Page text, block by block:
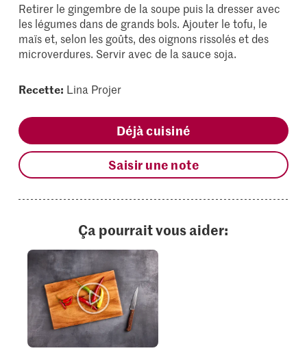
Retirer le gingembre de la soupe puis la dresser avec
les légumes dans de grands bols. Ajouter le tofu, le
maïs et, selon les goûts, des oignons rissolés et des
microverdures. Servir avec de la sauce soja.
Recette: Lina Projer
Déjà cuisiné
Saisir une note
Ça pourrait vous aider: